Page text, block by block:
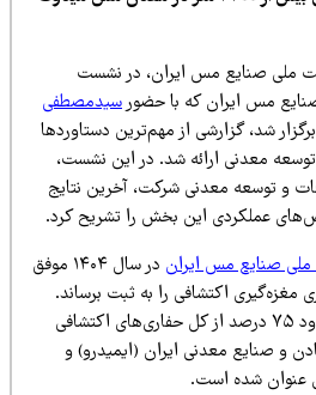
ایران، در نشست
با حضورسیدمصطفی
از مهم‌ترین دستاوردها
شد. در این نشست،
شرکت، آخرین نتایج
بخش را تشریح کرد.
در سال ۱۴۰۴ موفق
را به ثبت برساند.
حدود ۷۵ درصد از کل حفاری‌های اکتشافی
ایران (ایمیدرو) و